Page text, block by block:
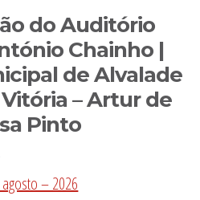
do Auditório
Chainho |
de Alvalade
– Artur de
Pinto
– 2026